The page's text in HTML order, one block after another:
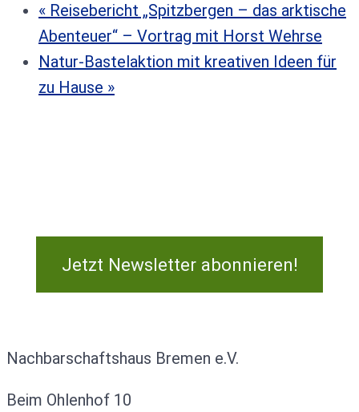
« Reisebericht „Spitzbergen – das arktische
Abenteuer“ – Vortrag mit Horst Wehrse
Natur-Bastelaktion mit kreativen Ideen für
zu Hause »
Jetzt Newsletter abonnieren!
Nachbarschaftshaus Bremen e.V.
Beim Ohlenhof 10